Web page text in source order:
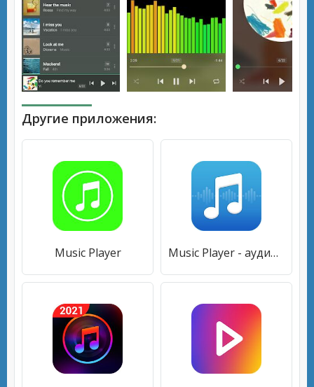
Другие приложения:
Music Player Music Player - аудио плеер